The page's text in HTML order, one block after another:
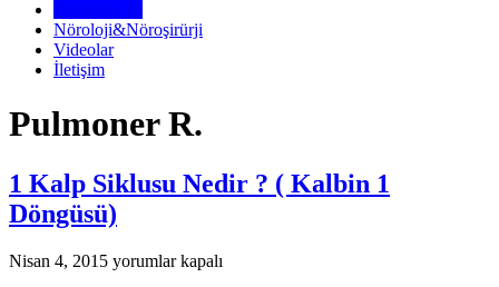
Nöroloji&Nöroşirürji
Videolar
İletişim
Pulmoner R.
1 Kalp Siklusu Nedir ? ( Kalbin 1
Döngüsü)
Nisan 4, 2015 1
yorumlar kapalı